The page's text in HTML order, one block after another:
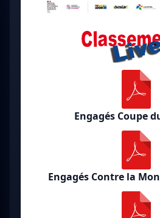
Engagés Coupe
Engagés Contre la